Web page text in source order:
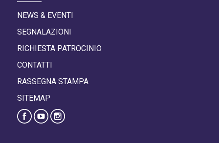
NEWS & EVENTI
SEGNALAZIONI
RICHIESTA PATROCINIO
CONTATTI
RASSEGNA STAMPA
SITEMAP